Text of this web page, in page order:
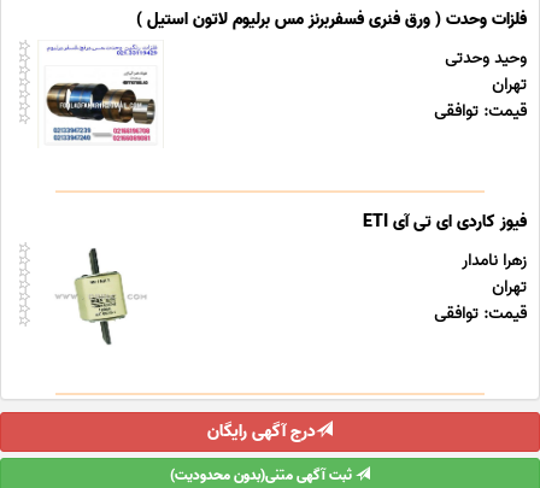
فلزات وحدت ( ورق فنری فسفربرنز مس برلیوم لاتون استیل )
وحید وحدتی
تهران
قیمت: توافقی
فیوز کاردی ای تی آی ETI
زهرا نامدار
تهران
قیمت: توافقی
درج آگهی رایگان
ثبت آگهی متنی(بدون محدودیت)